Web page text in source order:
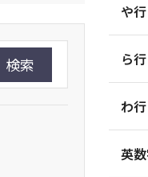
検索
や行
ら行
わ行
英